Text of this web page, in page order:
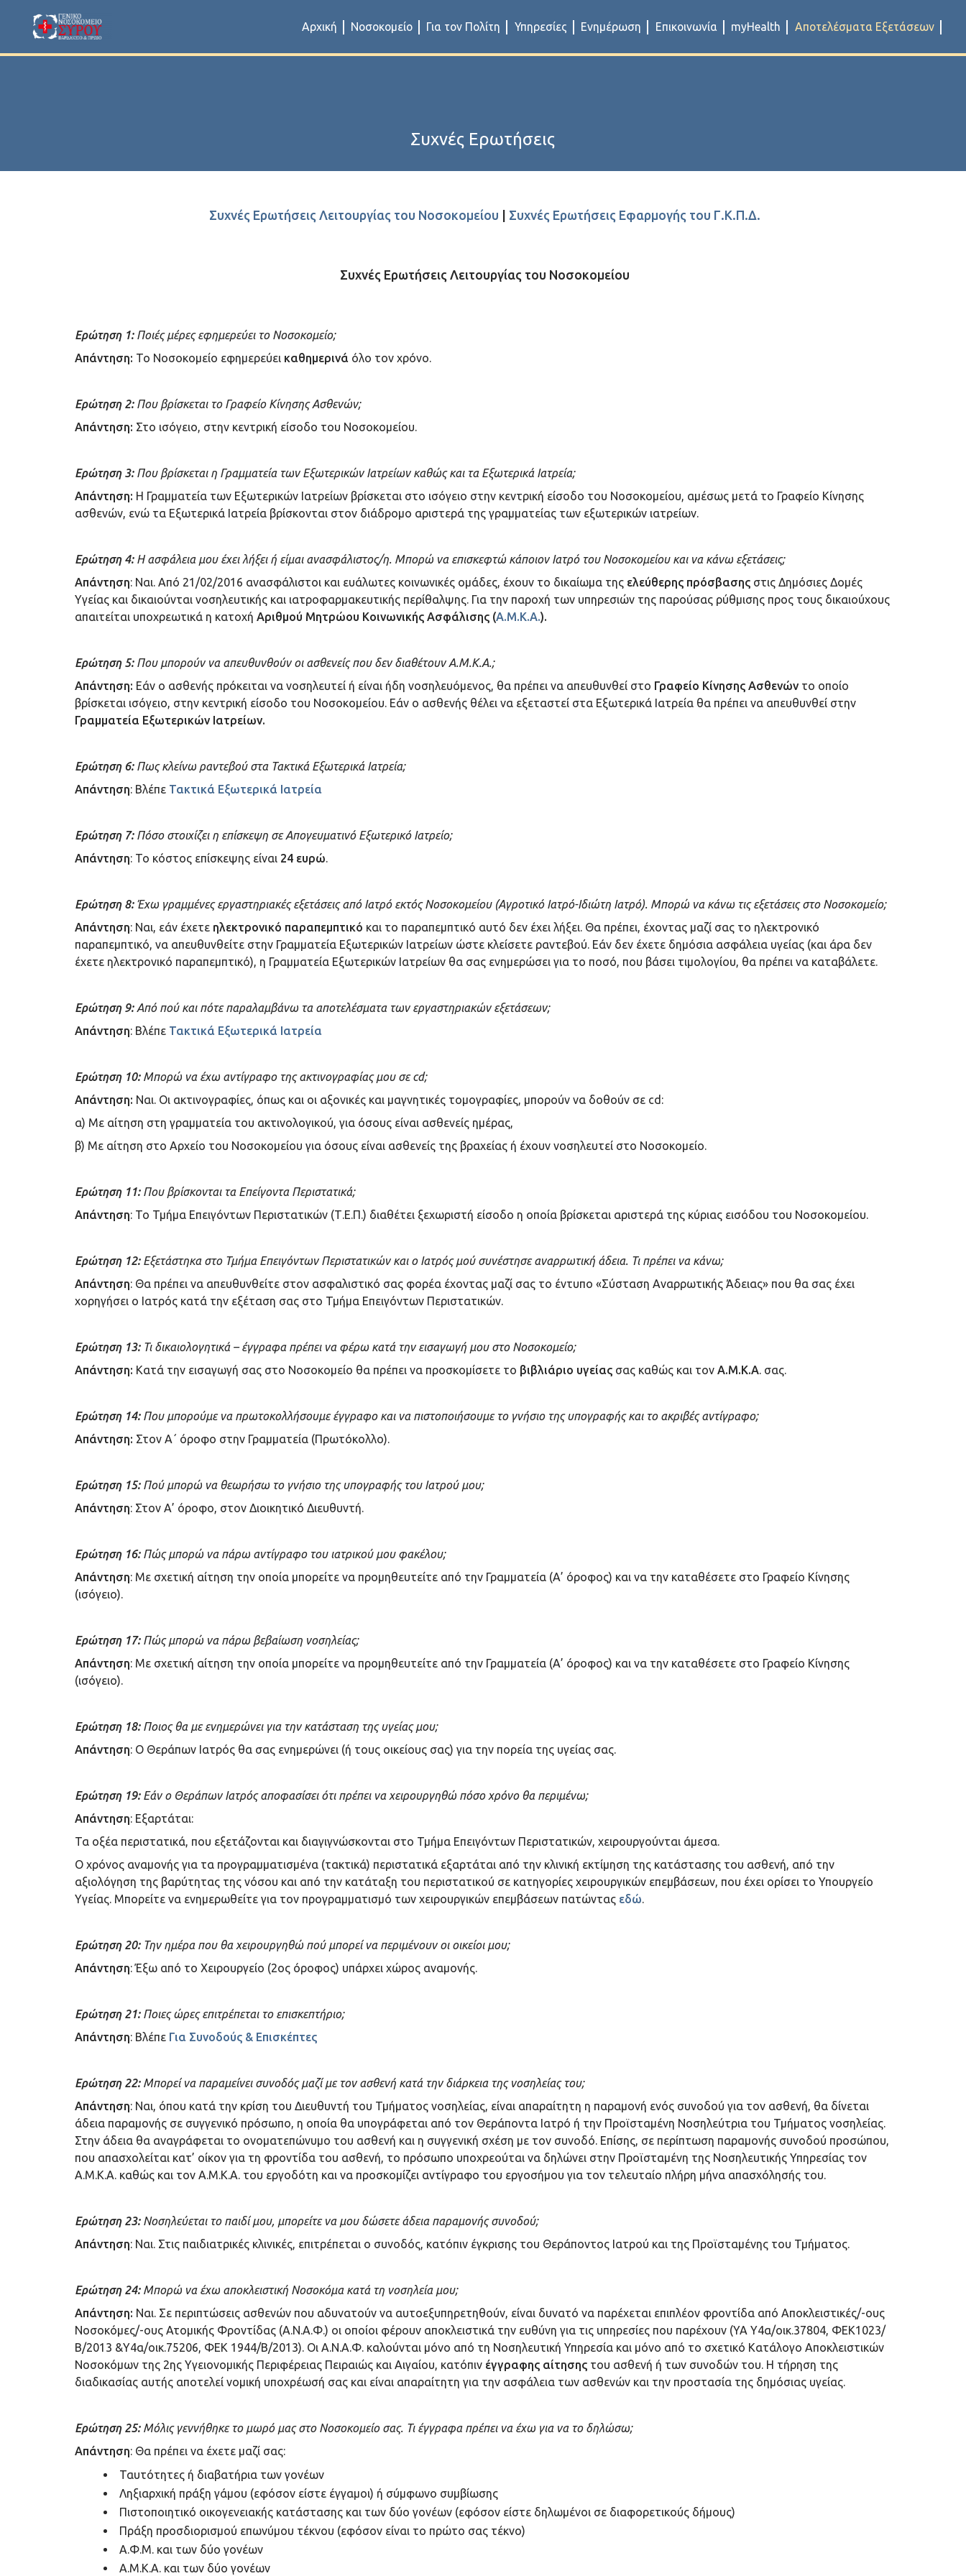
Αρχική Νοσοκομείο Για τον Πολίτη Υπηρεσίες Ενημέρωση Επικοινωνία myHealth Αποτελέσματα Εξετάσεων
Συχνές Ερωτήσεις
Συχνές Ερωτήσεις Λειτουργίας του Νοσοκομείου Συχνές Ερωτήσεις Εφαρμογής του Γ.Κ.Π.Δ.
Συχνές Ερωτήσεις Λειτουργίας του Νοσοκομείου
Ερώτηση 1: Ποιές μέρες εφημερεύει το Νοσοκομείο;
Απάντηση: Το Νοσοκομείο εφημερεύει καθημερινάόλο τον χρόνο.
Ερώτηση 2: Που βρίσκεται το Γραφείο Κίνησης Ασθενών;
Απάντηση: Στο ισόγειο, στην κεντρική είσοδο του Νοσοκομείου.
Ερώτηση 3: Που βρίσκεται η Γραμματεία των Εξωτερικών Ιατρείων καθώς και τα Εξωτερικά Ιατρεία;
Απάντηση: Η Γραμματεία των Εξωτερικών Ιατρείων βρίσκεται στο ισόγειο στην κεντρική είσοδο του Νοσοκομείου, αμέσως μετά το Γραφείο Κίνησης
ασθενών, ενώ τα Εξωτερικά Ιατρεία βρίσκονται στον διάδρομο αριστερά της γραμματείας των εξωτερικών ιατρείων.
Ερώτηση 4: Η ασφάλεια μου έχει λήξει ή είμαι ανασφάλιστος/η. Μπορώ να επισκεφτώ κάποιον Ιατρό του Νοσοκομείου και να κάνω εξετάσεις;
Απάντηση: Ναι. Από 21/02/2016 ανασφάλιστοι και ευάλωτες κοινωνικές ομάδες, έχουν το δικαίωμα της ελεύθερης πρόσβασηςστις Δημόσιες Δομές
Υγείας και δικαιούνται νοσηλευτικής και ιατροφαρμακευτικής περίθαλψης. Για την παροχή των υπηρεσιών της παρούσας ρύθμισης προς τους δικαιούχους
απαιτείται υποχρεωτικά η κατοχή Αριθμού Μητρώου Κοινωνικής Ασφάλισης (Α.Μ.Κ.Α.).
Ερώτηση 5: Που μπορούν να απευθυνθούν οι ασθενείς που δεν διαθέτουν Α.Μ.Κ.Α.;
Απάντηση: Εάν ο ασθενής πρόκειται να νοσηλευτεί ή είναι ήδη νοσηλευόμενος, θα πρέπει να απευθυνθεί στο Γραφείο Κίνησης Ασθενώντο οποίο
βρίσκεται ισόγειο, στην κεντρική είσοδο του Νοσοκομείου. Εάν ο ασθενής θέλει να εξεταστεί στα Εξωτερικά Ιατρεία θα πρέπει να απευθυνθεί στην
Γραμματεία Εξωτερικών Ιατρείων.
Ερώτηση 6: Πως κλείνω ραντεβού στα Τακτικά Εξωτερικά Ιατρεία;
Απάντηση: Βλέπε Τακτικά Εξωτερικά Ιατρεία
Ερώτηση 7: Πόσο στοιχίζει η επίσκεψη σε Απογευματινό Εξωτερικό Ιατρείο;
Απάντηση: Το κόστος επίσκεψης είναι 24 ευρώ.
Ερώτηση 8: Έχω γραμμένες εργαστηριακές εξετάσεις από Ιατρό εκτός Νοσοκομείου (Αγροτικό Ιατρό-Ιδιώτη Ιατρό). Μπορώ να κάνω τις εξετάσεις στο Νοσοκομείο;
Απάντηση: Ναι, εάν έχετε ηλεκτρονικό παραπεμπτικό και το παραπεμπτικό αυτό δεν έχει λήξει. Θα πρέπει, έχοντας μαζί σας το ηλεκτρονικό
παραπεμπτικό, να απευθυνθείτε στην Γραμματεία Εξωτερικών Ιατρείων ώστε κλείσετε ραντεβού. Εάν δεν έχετε δημόσια ασφάλεια υγείας (και άρα δεν
έχετε ηλεκτρονικό παραπεμπτικό), η Γραμματεία Εξωτερικών Ιατρείων θα σας ενημερώσει για το ποσό, που βάσει τιμολογίου, θα πρέπει να καταβάλετε.
Ερώτηση 9: Από πού και πότε παραλαμβάνω τα αποτελέσματα των εργαστηριακών εξετάσεων;
Απάντηση: Βλέπε Τακτικά Εξωτερικά Ιατρεία
Ερώτηση 10: Μπορώ να έχω αντίγραφο της ακτινογραφίας μου σε cd;
Απάντηση: Ναι. Οι ακτινογραφίες, όπως και οι αξονικές και μαγνητικές τομογραφίες, μπορούν να δοθούν σε cd:
α) Με αίτηση στη γραμματεία του ακτινολογικού, για όσους είναι ασθενείς ημέρας,
β) Με αίτηση στο Αρχείο του Νοσοκομείου για όσους είναι ασθενείς της βραχείας ή έχουν νοσηλευτεί στο Νοσοκομείο.
Ερώτηση 11: Που βρίσκονται τα Επείγοντα Περιστατικά;
Απάντηση: Το Τμήμα Επειγόντων Περιστατικών (Τ.Ε.Π.) διαθέτει ξεχωριστή είσοδο η οποία βρίσκεται αριστερά της κύριας εισόδου του Νοσοκομείου.
Ερώτηση 12: Εξετάστηκα στο Τμήμα Επειγόντων Περιστατικών και ο Ιατρός μού συνέστησε αναρρωτική άδεια. Τι πρέπει να κάνω;
Απάντηση: Θα πρέπει να απευθυνθείτε στον ασφαλιστικό σας φορέα έχοντας μαζί σας το έντυπο «Σύσταση Αναρρωτικής Άδειας» που θα σας έχει
χορηγήσει ο Ιατρός κατά την εξέταση σας στο Τμήμα Επειγόντων Περιστατικών.
Ερώτηση 13: Τι δικαιολογητικά – έγγραφα πρέπει να φέρω κατά την εισαγωγή μου στο Νοσοκομείο;
Απάντηση: Κατά την εισαγωγή σας στο Νοσοκομείο θα πρέπει να προσκομίσετε το βιβλιάριο υγείαςσας καθώς και τον Α.Μ.Κ.Α. σας.
Ερώτηση 14: Που μπορούμε να πρωτοκολλήσουμε έγγραφο και να πιστοποιήσουμε το γνήσιο της υπογραφής και το ακριβές αντίγραφο;
Απάντηση: Στον Α΄ όροφο στην Γραμματεία (Πρωτόκολλο).
Ερώτηση 15: Πού μπορώ να θεωρήσω το γνήσιο της υπογραφής του Ιατρού μου;
Απάντηση: Στον Α’ όροφο, στον Διοικητικό Διευθυντή.
Ερώτηση 16: Πώς μπορώ να πάρω αντίγραφο του ιατρικού μου φακέλου;
Απάντηση: Με σχετική αίτηση την οποία μπορείτε να προμηθευτείτε από την Γραμματεία (Α’ όροφος) και να την καταθέσετε στο Γραφείο Κίνησης
(ισόγειο).
Ερώτηση 17: Πώς μπορώ να πάρω βεβαίωση νοσηλείας;
Απάντηση: Με σχετική αίτηση την οποία μπορείτε να προμηθευτείτε από την Γραμματεία (Α’ όροφος) και να την καταθέσετε στο Γραφείο Κίνησης
(ισόγειο).
Ερώτηση 18: Ποιος θα με ενημερώνει για την κατάσταση της υγείας μου;
Απάντηση: Ο Θεράπων Ιατρός θα σας ενημερώνει (ή τους οικείους σας) για την πορεία της υγείας σας.
Ερώτηση 19: Εάν ο Θεράπων Ιατρός αποφασίσει ότι πρέπει να χειρουργηθώ πόσο χρόνο θα περιμένω;
Απάντηση: Εξαρτάται:
Τα οξέα περιστατικά, που εξετάζονται και διαγιγνώσκονται στο Τμήμα Επειγόντων Περιστατικών, χειρουργούνται άμεσα.
Ο χρόνος αναμονής για τα προγραμματισμένα (τακτικά) περιστατικά εξαρτάται από την κλινική εκτίμηση της κατάστασης του ασθενή, από την
αξιολόγηση της βαρύτητας της νόσου και από την κατάταξη του περιστατικού σε κατηγορίες χειρουργικών επεμβάσεων, που έχει ορίσει το Υπουργείο
Υγείας. Μπορείτε να ενημερωθείτε για τον προγραμματισμό των χειρουργικών επεμβάσεων πατώντας εδώ.
Ερώτηση 20: Την ημέρα που θα χειρουργηθώ πού μπορεί να περιμένουν οι οικείοι μου;
Απάντηση: Έξω από το Χειρουργείο (2ος όροφος) υπάρχει χώρος αναμονής.
Ερώτηση 21: Ποιες ώρες επιτρέπεται το επισκεπτήριο;
Απάντηση: Βλέπε Για Συνοδούς & Επισκέπτες
Ερώτηση 22: Μπορεί να παραμείνει συνοδός μαζί με τον ασθενή κατά την διάρκεια της νοσηλείας του;
Απάντηση: Ναι, όπου κατά την κρίση του Διευθυντή του Τμήματος νοσηλείας, είναι απαραίτητη η παραμονή ενός συνοδού για τον ασθενή, θα δίνεται
άδεια παραμονής σε συγγενικό πρόσωπο, η οποία θα υπογράφεται από τον Θεράποντα Ιατρό ή την Προϊσταμένη Νοσηλεύτρια του Τμήματος νοσηλείας.
Στην άδεια θα αναγράφεται το ονοματεπώνυμο του ασθενή και η συγγενική σχέση με τον συνοδό. Επίσης, σε περίπτωση παραμονής συνοδού προσώπου,
που απασχολείται κατ’ οίκον για τη φροντίδα του ασθενή, το πρόσωπο υποχρεούται να δηλώνει στην Προϊσταμένη της Νοσηλευτικής Υπηρεσίας τον
Α.Μ.Κ.Α. καθώς και τον Α.Μ.Κ.Α. του εργοδότη και να προσκομίζει αντίγραφο του εργοσήμου για τον τελευταίο πλήρη μήνα απασχόλησής του.
Ερώτηση 23: Νοσηλεύεται το παιδί μου, μπορείτε να μου δώσετε άδεια παραμονής συνοδού;
Απάντηση: Ναι. Στις παιδιατρικές κλινικές, επιτρέπεται ο συνοδός, κατόπιν έγκρισης του Θεράποντος Ιατρού και της Προϊσταμένης του Τμήματος.
Ερώτηση 24: Μπορώ να έχω αποκλειστική Νοσοκόμα κατά τη νοσηλεία μου;
Απάντηση: Ναι. Σε περιπτώσεις ασθενών που αδυνατούν να αυτοεξυπηρετηθούν, είναι δυνατό να παρέχεται επιπλέον φροντίδα από Αποκλειστικές/-ους
Νοσοκόμες/-ους Ατομικής Φροντίδας (Α.Ν.Α.Φ.) οι οποίοι φέρουν αποκλειστικά την ευθύνη για τις υπηρεσίες που παρέχουν (ΥΑ Υ4α/οικ.37804, ΦΕΚ1023/
Β/2013 &Υ4α/οικ.75206, ΦΕΚ 1944/Β/2013). Οι Α.Ν.Α.Φ. καλούνται μόνο από τη Νοσηλευτική Υπηρεσία και μόνο από το σχετικό Κατάλογο Αποκλειστικών
Νοσοκόμων της 2ης Υγειονομικής Περιφέρειας Πειραιώς και Αιγαίου, κατόπιν έγγραφης αίτησηςτου ασθενή ή των συνοδών του. Η τήρηση της
διαδικασίας αυτής αποτελεί νομική υποχρέωσή σας και είναι απαραίτητη για την ασφάλεια των ασθενών και την προστασία της δημόσιας υγείας.
Ερώτηση 25: Μόλις γεννήθηκε το μωρό μας στο Νοσοκομείο σας. Τι έγγραφα πρέπει να έχω για να το δηλώσω;
Απάντηση: Θα πρέπει να έχετε μαζί σας:
Ταυτότητες ή διαβατήρια των γονέων
Ληξιαρχική πράξη γάμου (εφόσον είστε έγγαμοι) ή σύμφωνο συμβίωσης
Πιστοποιητικό οικογενειακής κατάστασης και των δύο γονέων (εφόσον είστε δηλωμένοι σε διαφορετικούς δήμους)
Πράξη προσδιορισμού επωνύμου τέκνου (εφόσον είναι το πρώτο σας τέκνο)
Α.Φ.Μ. και των δύο γονέων
Α.Μ.Κ.Α. και των δύο γονέων